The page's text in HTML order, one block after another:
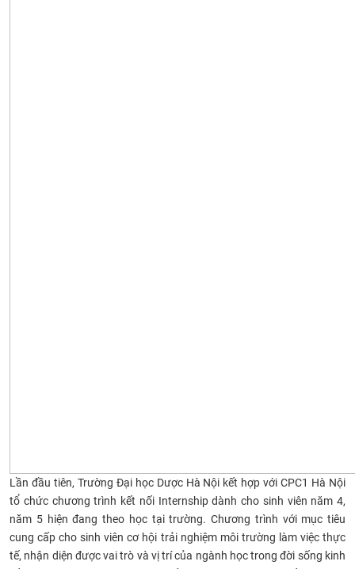
Lần đầu tiên, Trường Đại học Dược Hà Nội kết hợp với CPC1 Hà Nội
tổ chức chương trình kết nối Internship dành cho sinh viên năm 4,
năm 5 hiện đang theo học tại trường. Chương trình với mục tiêu
cung cấp cho sinh viên cơ hội trải nghiệm môi trường làm việc thực
tế, nhận diện được vai trò và vị trí của ngành học trong đời sống kinh